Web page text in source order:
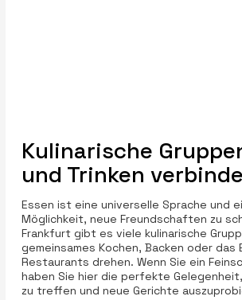
Kulinarische
und Trinken
Essen ist eine universelle Sprache und
Möglichkeit, neue Freundschaften zu
Frankfurt gibt es viele kulinarische
gemeinsames Kochen, Backen oder das
Restaurants drehen. Wenn Sie ein
haben Sie hier die perfekte
zu treffen und neue Gerichte